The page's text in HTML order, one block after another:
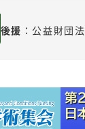
後援 ：公益財団